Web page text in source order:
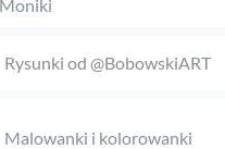
Moniki
Rysunki od @BobowskiART
Malowanki i kolorowanki